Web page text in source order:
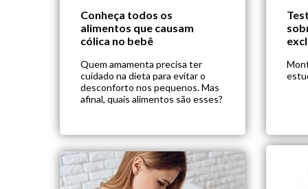
Conheça todos os
alimentos que causam
cólica no bebê
Quem amamenta precisa ter
cuidado na dieta para evitar o
desconforto nos pequenos. Mas
afinal, quais alimentos são esses?